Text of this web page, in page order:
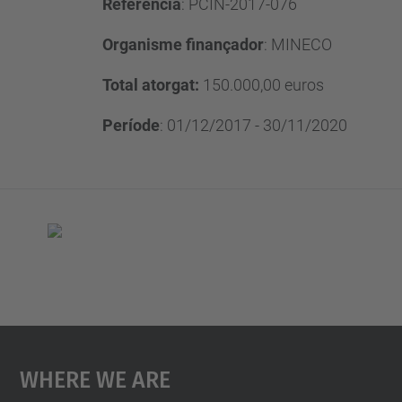
Referència: PCIN-2017-076
Organisme finançador: MINECO
Total atorgat: 150.000,00 euros
Període: 01/12/2017 - 30/11/2020
Where We Are